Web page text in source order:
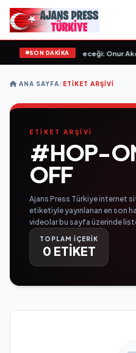
SON DAKİKA
ve Sektörün Geleceği: Onur
ANA SAYFA/ETIKET ARŞIVI
ETİKET ARŞİVİ
#HOP-
OFF
Ajans Press Türkiye
etiketiyle yayınlanan en son
videolar bu sayfa üzerinde
TOPLAM İÇERİK
0 ETİKET